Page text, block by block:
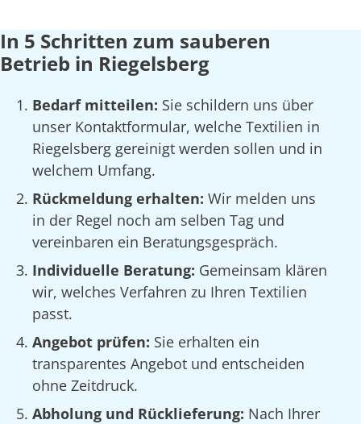
In 5 Schritten zum sauberen
Betrieb in Riegelsberg
Bedarf mitteilen: Sie schildern uns über
unser Kontaktformular, welche Textilien in
Riegelsberg gereinigt werden sollen und in
welchem Umfang.
Rückmeldung erhalten: Wir melden uns
in der Regel noch am selben Tag und
vereinbaren ein Beratungsgespräch.
Individuelle Beratung: Gemeinsam klären
wir, welches Verfahren zu Ihren Textilien
passt.
Angebot prüfen: Sie erhalten ein
transparentes Angebot und entscheiden
ohne Zeitdruck.
Abholung und Rücklieferung: Nach Ihrer